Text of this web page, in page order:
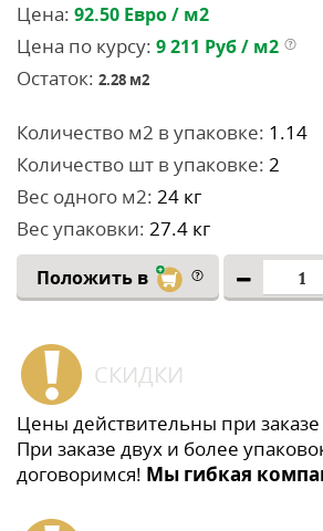
Цена: 92.50 Евро / м2
Цена по курсу: 9 211 Руб / м2
Остаток: 2.28 м2
Количество м2 в упаковке: 1.14
Количество шт в упаковке: 2
Вес одного м2: 24 кг
Вес упаковки: 27.4 кг
Положить в
СКИДКИ
Цены действительны при
При заказе двух и более
договоримся! Мы гибкая